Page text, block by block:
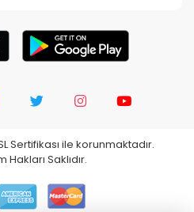
Sertifikası ile korunmaktadır.
Hakları Saklıdır.